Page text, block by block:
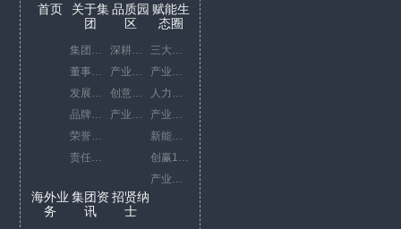
首页
关于集
团
品质园
区
赋能生
态圈
海外业
务
集团资
讯
招贤纳
士